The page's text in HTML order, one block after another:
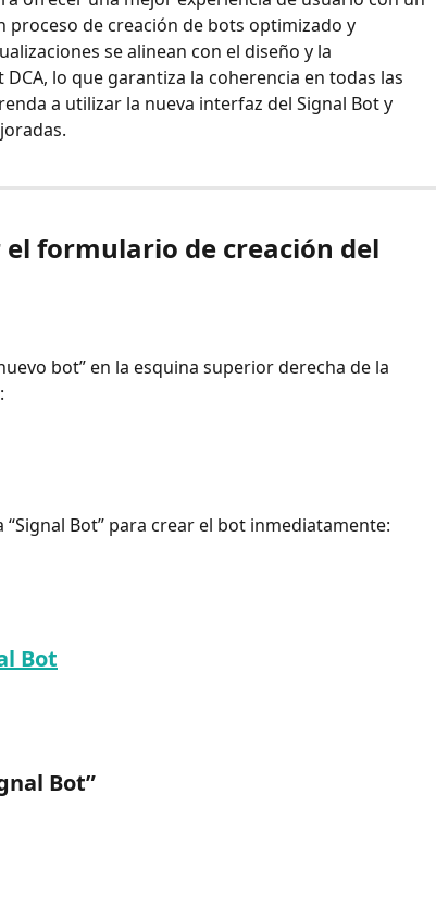
proceso de creación de bots optimizado y
se alinean con el diseño y la
lo que garantiza la coherencia en todas las
a utilizar la nueva interfaz del Signal Bot y
formulario de creación del
bot” en la esquina superior derecha de la
“Signal Bot” para crear el bot inmediatamente:
Bot
Bot”